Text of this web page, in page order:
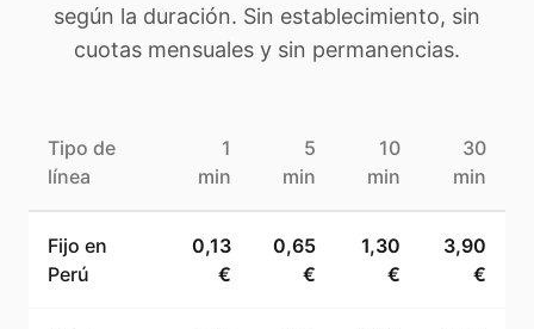
según la duración. Sin establecimiento, sin
cuotas mensuales y sin permanencias.
Tipo de
línea
1
min
5
min
10
min
30
min
Fijo en
Perú
0,13
€
0,65
€
1,30
€
3,90
€